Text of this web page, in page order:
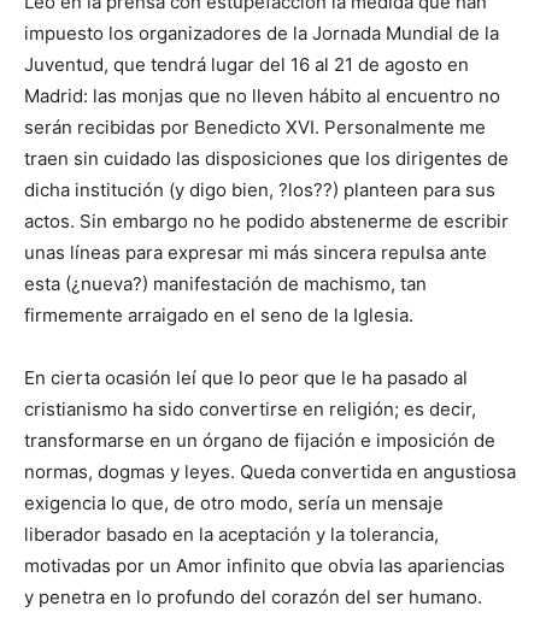
impuesto los organizadores de la Jornada Mundial de la
Juventud, que tendrá lugar del 16 al 21 de agosto en
Madrid: las monjas que no lleven hábito al encuentro no
serán recibidas por Benedicto XVI. Personalmente me
traen sin cuidado las disposiciones que los dirigentes de
dicha institución (y digo bien, ?los??) planteen para sus
actos. Sin embargo no he podido abstenerme de escribir
unas líneas para expresar mi más sincera repulsa ante
esta (¿nueva?) manifestación de machismo, tan
firmemente arraigado en el seno de la Iglesia.
En cierta ocasión leí que lo peor que le ha pasado al
cristianismo ha sido convertirse en religión; es decir,
transformarse en un órgano de fijación e imposición de
normas, dogmas y leyes. Queda convertida en angustiosa
exigencia lo que, de otro modo, sería un mensaje
liberador basado en la aceptación y la tolerancia,
motivadas por un Amor infinito que obvia las apariencias
y penetra en lo profundo del corazón del ser humano.